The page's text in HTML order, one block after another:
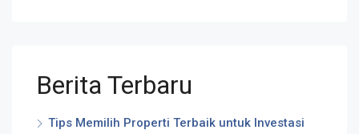
Berita Terbaru
Tips Memilih Properti Terbaik untuk Investasi